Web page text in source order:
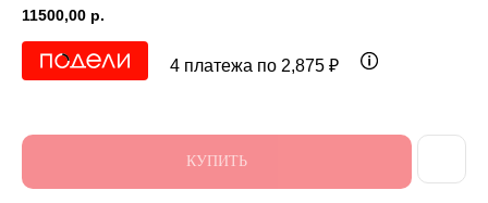
11500,00 р.
4 платежа по 2,875 ₽
КУПИТЬ